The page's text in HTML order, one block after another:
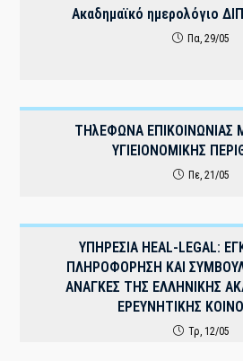
Ακαδημαϊκό ημερολόγιο
Πα, 29/05
THλΕΦΩΝΑ
ΥΓΙΕΙΟΝΟΜΙΚΗΣ
Πε, 21/05
ΥΠΗΡΕΣΙΑ HEAL-LEGAL:
ΠΛΗΡΟΦΟΡΗΣΗ ΚΑΙ
ΑΝΑΓΚΕΣ ΤΗΣ ΕΛΛΗΝΙΚΗΣ
ΕΡΕΥΝΗΤΙΚΗΣ
Τρ, 12/05